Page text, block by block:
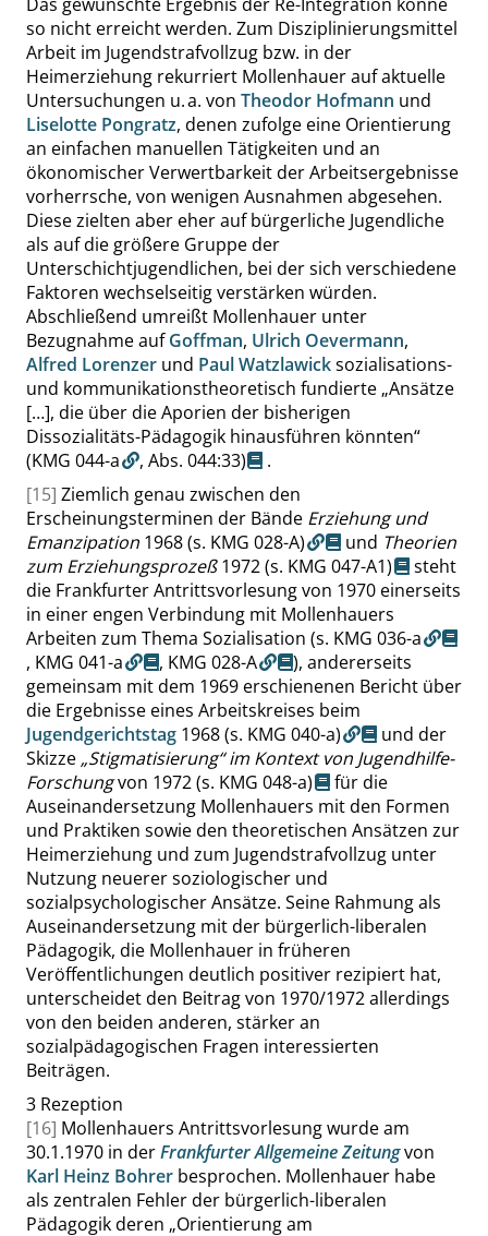
so nicht erreicht werden. Zum Disziplinierungsmittel
Arbeit im Jugendstrafvollzug bzw. in der
Heimerziehung rekurriert Mollenhauer auf aktuelle
Untersuchungen u. a. von Theodor Hofmann und
Liselotte Pongratz, denen zufolge eine Orientierung
an einfachen manuellen Tätigkeiten und an
ökonomischer Verwertbarkeit der Arbeitsergebnisse
vorherrsche, von wenigen Ausnahmen abgesehen.
Diese zielten aber eher auf bürgerliche Jugendliche
als auf die größere Gruppe der
Unterschichtjugendlichen, bei der sich verschiedene
Faktoren wechselseitig verstärken würden.
Abschließend umreißt Mollenhauer unter
Bezugnahme aufGoffman, Ulrich Oevermann,
Alfred Lorenzer und Paul Watzlawicksozialisations-
und kommunikationstheoretisch fundierte „Ansätze
[…], die über die Aporien der bisherigen
Dissozialitäts-Pädagogik hinausführen könnten“
(KMG 044-a
, Abs. 044:33)
.
[15] Ziemlich genau zwischen den
Erscheinungsterminen der Bände Erziehung und
Emanzipation 1968(s. KMG 028-A) und Theorien
zum Erziehungsprozeß1972(s. KMG 047-A1)
steht
die Frankfurter Antrittsvorlesung von 1970 einerseits
in einer engen Verbindung mit Mollenhauers
Arbeiten zum Thema Sozialisation (s. KMG 036-a
, KMG 041-a , KMG 028-A
), andererseits
gemeinsam mit dem 1969 erschienenen Bericht über
die Ergebnisse eines Arbeitskreises beim
Jugendgerichtstag 1968(s. KMG 040-a)
und der
Skizze „Stigmatisierung“im Kontext von Jugendhilfe-
Forschungvon 1972(s. KMG 048-a)
für die
Auseinandersetzung Mollenhauers mit den Formen
und Praktiken sowie den theoretischen Ansätzen zur
Heimerziehung und zum Jugendstrafvollzug unter
Nutzung neuerer soziologischer und
sozialpsychologischer Ansätze. Seine Rahmung als
Auseinandersetzung mit der bürgerlich-liberalen
Pädagogik, die Mollenhauer in früheren
Veröffentlichungen deutlich positiver rezipiert hat,
unterscheidet den Beitrag von 1970/1972 allerdings
von den beiden anderen, stärker an
sozialpädagogischen Fragen interessierten
Beiträgen.
3 Rezeption
[16] Mollenhauers Antrittsvorlesung wurde am
30.1.1970 in derFrankfurter Allgemeine Zeitungvon
Karl Heinz Bohrer besprochen. Mollenhauer habe
als zentralen Fehler der bürgerlich-liberalen
Pädagogik deren „Orientierung am